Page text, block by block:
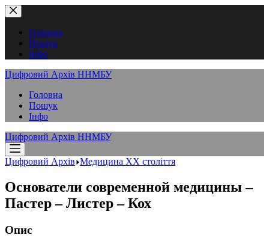
Перейти
до
вмістуГоловна
Пошук
Інфо
Цифровий Архів ННМБУ
Головна
Пошук
Інфо
Цифровий Архів ННМБУ
Цифровий Архів Медицина XX століття
Основатели современной медицины –
Пастер – Листер – Кох
Опис